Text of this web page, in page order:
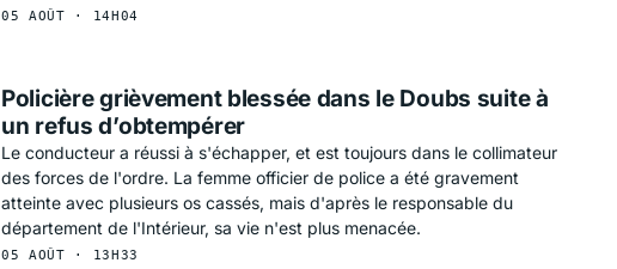
05 AOÛT · 14H04
Policière grièvement blessée dans le Doubs suite à
un refus d’obtempérer
Le conducteur a réussi à s'échapper, et est toujours dans le collimateur
des forces de l'ordre. La femme officier de police a été gravement
atteinte avec plusieurs os cassés, mais d'après le responsable du
département de l'Intérieur, sa vie n'est plus menacée.
05 AOÛT · 13H33